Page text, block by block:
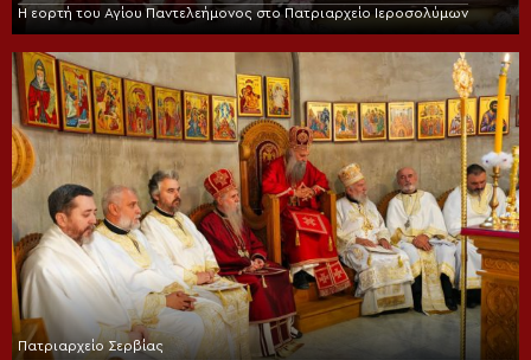
Η εορτή του Αγίου Παντελεήμονος στο Πατριαρχείο Ιεροσολύμων
Πατριαρχείο Σερβίας